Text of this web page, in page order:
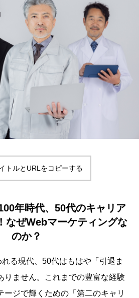
トルとURLをコピーする
年時代、50代のキャリア
なぜWebマーケティングな
のか？
る現代、50代はもはや「引退ま
りません。これまでの豊富な経験
ージで輝くための「第二のキャリ